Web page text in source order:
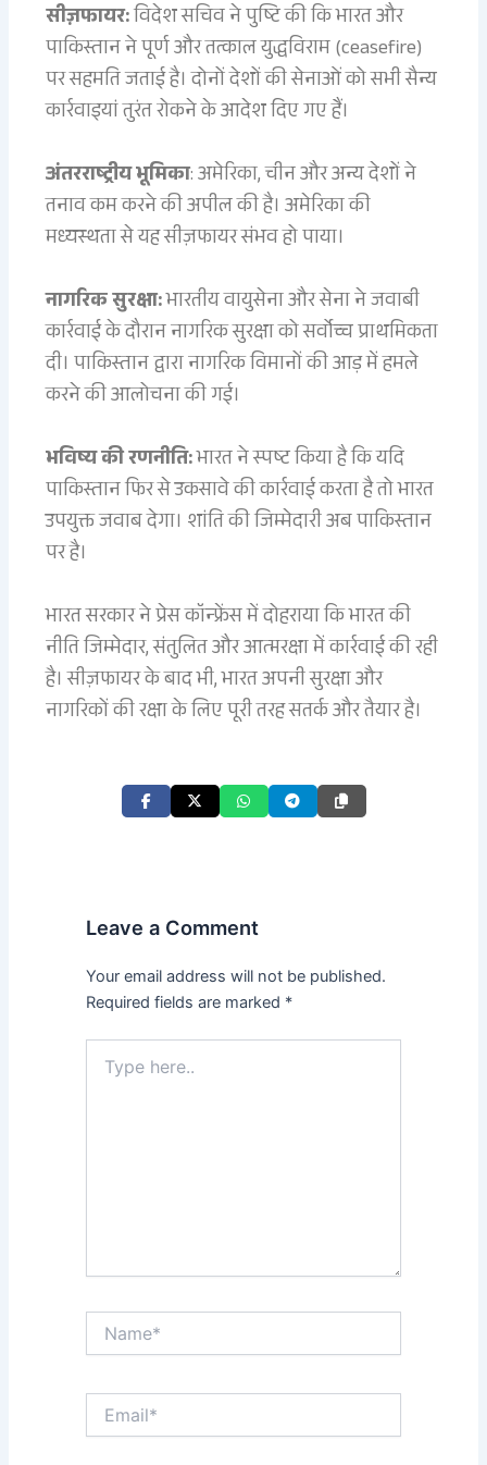
सीज़फायर:विदेश सचिव ने पुष्टि की कि भारत और
पाकिस्तान ने पूर्ण और तत्काल युद्धविराम (ceasefire)
पर सहमति जताई है। दोनों देशों की सेनाओं को सभी सैन्य
कार्रवाइयां तुरंत रोकने के आदेश दिए गए हैं।
अंतरराष्ट्रीय भूमिका: अमेरिका, चीन और अन्य देशों ने
तनाव कम करने की अपील की है। अमेरिका की
मध्यस्थता से यह सीज़फायर संभव हो पाया।
नागरिक सुरक्षा:भारतीय वायुसेना और सेना ने जवाबी
कार्रवाई के दौरान नागरिक सुरक्षा को सर्वोच्च प्राथमिकता
दी। पाकिस्तान द्वारा नागरिक विमानों की आड़ में हमले
करने की आलोचना की गई।
भविष्य की रणनीति:भारत ने स्पष्ट किया है कि यदि
पाकिस्तान फिर से उकसावे की कार्रवाई करता है तो भारत
उपयुक्त जवाब देगा। शांति की जिम्मेदारी अब पाकिस्तान
पर है।
भारत सरकार ने प्रेस कॉन्फ्रेंस में दोहराया कि भारत की
नीति जिम्मेदार, संतुलित और आत्मरक्षा में कार्रवाई की रही
है। सीज़फायर के बाद भी, भारत अपनी सुरक्षा और
नागरिकों की रक्षा के लिए पूरी तरह सतर्क और तैयार है।
Leave a Comment
Your email address will not be published.
Required fields are marked *
here..